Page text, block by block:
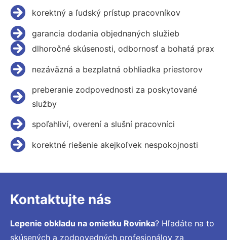
korektný a ľudský prístup pracovníkov
garancia dodania objednaných služieb
dlhoročné skúsenosti, odbornosť a bohatá prax
nezáväzná a bezplatná obhliadka priestorov
preberanie zodpovednosti za poskytované
služby
spoľahliví, overení a slušní pracovníci
korektné riešenie akejkoľvek nespokojnosti
Kontaktujte nás
Lepenie obkladu na omietku Rovinka? Hľadáte na to
skúsených a zodpovedných profesionálov za